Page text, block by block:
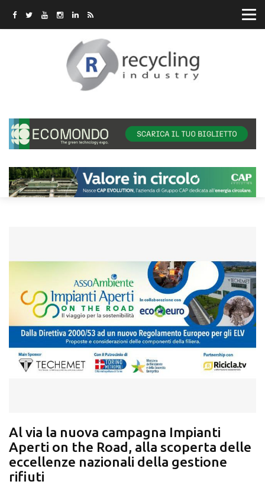
Al via la nuova campagna Impianti
Aperti on the Road, alla scoperta delle
eccellenze nazionali della gestione
rifiuti